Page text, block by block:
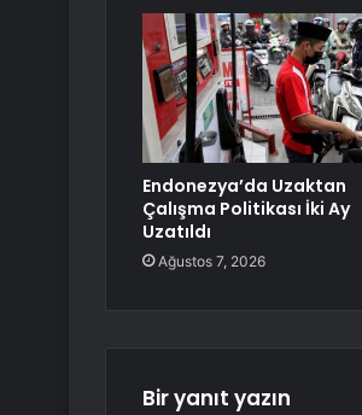
Endonezya’da Uzaktan
Çalışma Politikası İki Ay
Uzatıldı
Ağustos 7, 2026
Bir yanıt yazın